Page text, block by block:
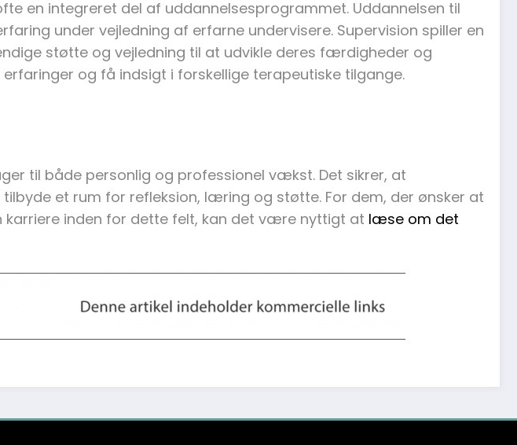
en integreret del af uddannelsesprogrammet. Uddannelsen til
under vejledning af erfarne undervisere. Supervision spiller en
støtte og vejledning til at udvikle deres færdigheder og
og få indsigt i forskellige terapeutiske tilgange.
til både personlig og professionel vækst. Det sikrer, at
et rum for refleksion, læring og støtte. For dem, der ønsker at
inden for dette felt, kan det være nyttigt at læse om det